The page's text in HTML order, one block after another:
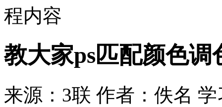
程内容
教大家ps匹配颜色调
来源：3联 作者：佚名 学